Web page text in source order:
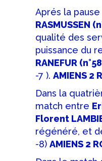
Aprés la pause
RASMUSSEN
qualité des
puissance du
RANEFUR
-7 ). AMIENS 2
Dans la
match entre
Florent
régénéré, et
-8) AMIENS 2